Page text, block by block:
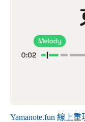
Yamanote.fun 線上